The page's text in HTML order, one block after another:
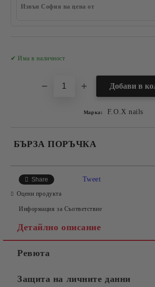
Извън София на цена от
✔ Има в наличност
Марка: F.O.X nails
БЪРЗА ПОРЪЧКА
Съгласен съм с
Ние ще се свържем с вас в рамките на
Share Tweet
Оцени продукта
Информация за Съответствие
Детайлно описание
Ревюта
Защита на личните данни